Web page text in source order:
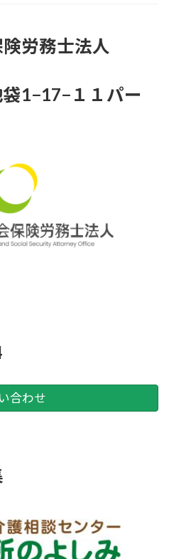
労務士法人
1−17−１１パー
合わせ